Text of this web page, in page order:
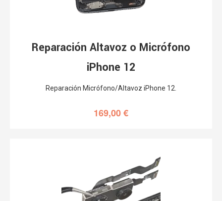
Reparación Altavoz o Micrófono
iPhone 12
Reparación Micrófono/Altavoz iPhone 12.
169,00€